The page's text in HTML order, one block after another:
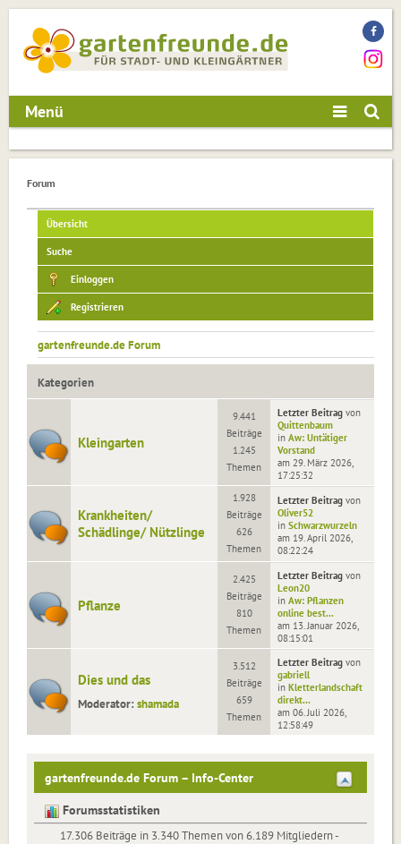
Menü
Forum
Übersicht
Suche
Einloggen
Registrieren
gartenfreunde.de Forum
Kategorien
Kleingarten
9.441
Beiträge
1.245
Themen
Letzter Beitragvon
Quittenbaum
in Aw: Untätiger
Vorstand
am 29. März 2026,
17:25:32
Krankheiten/
Schädlinge/ Nützlinge
1.928
Beiträge
626
Themen
Letzter Beitragvon
Oliver52
in Schwarzwurzeln
am 19. April 2026,
08:22:24
Pflanze
2.425
Beiträge
810
Themen
Letzter Beitragvon
Leon20
in Aw: Pflanzen
online best...
am 13. Januar 2026,
08:15:01
Dies und das
Moderator: shamada
3.512
Beiträge
659
Themen
Letzter Beitragvon
gabriell
in Kletterlandschaft
direkt...
am 06. Juli 2026,
12:58:49
gartenfreunde.de Forum – Info-Center
Forumsstatistiken
17.306 Beiträge in 3.340 Themen von 6.189 Mitgliedern -